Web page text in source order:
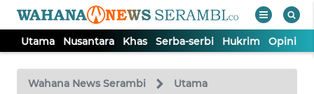
Utama Nusantara Khas Serba-serbi Hukrim Opini
Wahana News Serambi Utama
TV
Tutup